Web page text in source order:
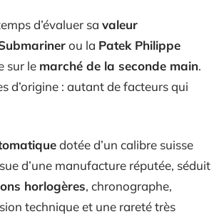
d’évaluer sa valeur
ou la Patek Philippe
sur le marché de la seconde main.
d’origine : autant de facteurs qui
dotée d’un calibre suisse
d’une manufacture réputée, séduit
horlogères, chronographe,
technique et une rareté très